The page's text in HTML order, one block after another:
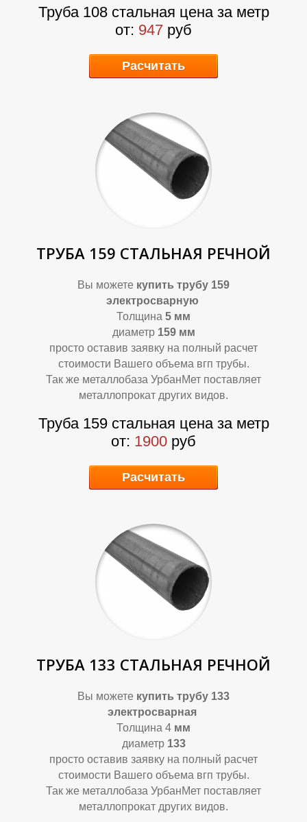
А
В
Труба 108 стальная цена за метр
от: 947 руб
Расчитать
ТРУБА 159 СТАЛЬНАЯ РЕЧНОЙ
Вы можете купить трубу 159
электросварную
Толщина 5 мм
диаметр 159 мм
просто оставив заявку на полный расчет
стоимости Вашего объема вгп трубы.
Так же металлобаза УрбанМет поставляет
металлопрокат других видов.
Труба 159 стальная цена за метр
от: 1900 руб
Расчитать
ТРУБА 133 СТАЛЬНАЯ РЕЧНОЙ
Вы можете купить трубу 133
электросварная
Толщина 4 мм
диаметр133
просто оставив заявку на полный расчет
стоимости Вашего объема вгп трубы.
Так же металлобаза УрбанМет поставляет
металлопрокат других видов.
Т
А